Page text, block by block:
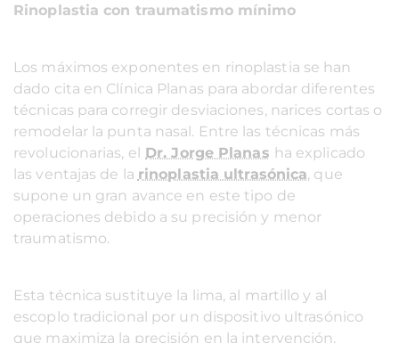
Rinoplastia con traumatismo mínimo
Los máximos exponentes en rinoplastia se han
dado cita en Clínica Planas para abordar diferentes
técnicas para corregir desviaciones, narices cortas o
remodelar la punta nasal. Entre las técnicas más
revolucionarias, el Dr. Jorge Planas ha explicado
las ventajas de la rinoplastia ultrasónica, que
supone un gran avance en este tipo de
operaciones debido a su precisión y menor
traumatismo.
Esta técnica sustituye la lima, al martillo y al
escoplo tradicional por un dispositivo ultrasónico
que maximiza la precisión en la intervención.